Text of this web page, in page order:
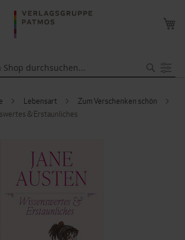
Lebensart
Zum Verschenken schön
& Erstaunliches
ENDE
DER
BILDERGALERIE
SPRINGEN